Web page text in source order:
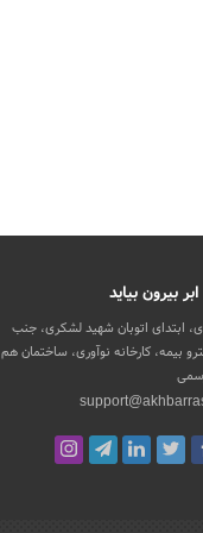
بیرون بیاید
ابتدای اتوبان شهید لشکری، جنب
بیمه، کارخانه نوآوری، ساختمان هم